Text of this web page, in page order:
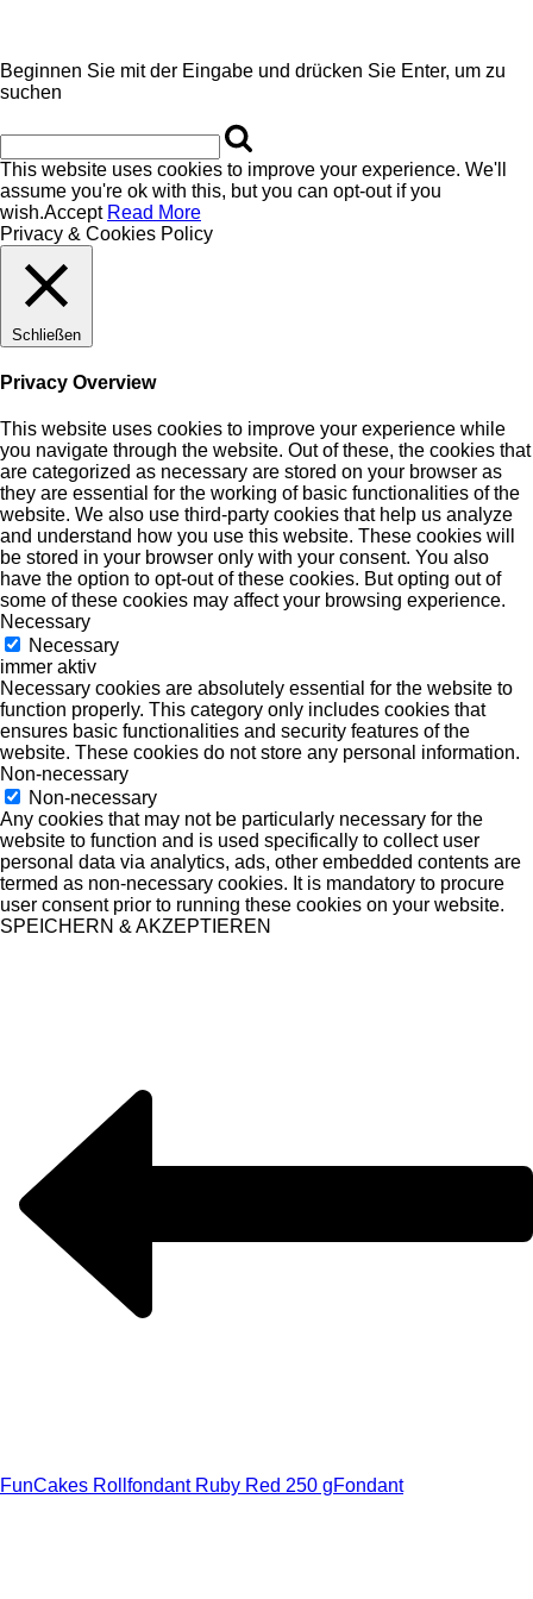
Beginnen Sie mit der Eingabe und drücken Sie Enter, um zu
suchen
This website uses cookies to improve your experience. We'll
assume you're ok with this, but you can opt-out if you
wish.Accept Read More
Privacy & Cookies Policy
Schließen
Privacy Overview
This website uses cookies to improve your experience while
you navigate through the website. Out of these, the cookies that
are categorized as necessary are stored on your browser as
they are essential for the working of basic functionalities of the
website. We also use third-party cookies that help us analyze
and understand how you use this website. These cookies will
be stored in your browser only with your consent. You also
have the option to opt-out of these cookies. But opting out of
some of these cookies may affect your browsing experience.
Necessary
Necessary
immer aktiv
Necessary cookies are absolutely essential for the website to
function properly. This category only includes cookies that
ensures basic functionalities and security features of the
website. These cookies do not store any personal information.
Non-necessary
Non-necessary
Any cookies that may not be particularly necessary for the
website to function and is used specifically to collect user
personal data via analytics, ads, other embedded contents are
termed as non-necessary cookies. It is mandatory to procure
user consent prior to running these cookies on your website.
SPEICHERN & AKZEPTIEREN
FunCakes Rollfondant Ruby Red 250 gFondant